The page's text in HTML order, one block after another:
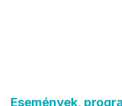
Események,